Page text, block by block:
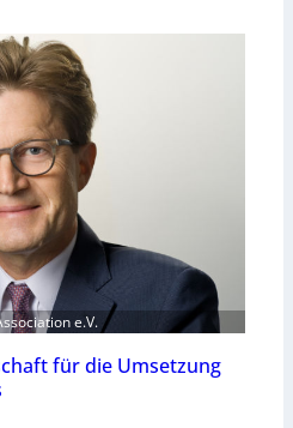
e.V.
für die Umsetzung